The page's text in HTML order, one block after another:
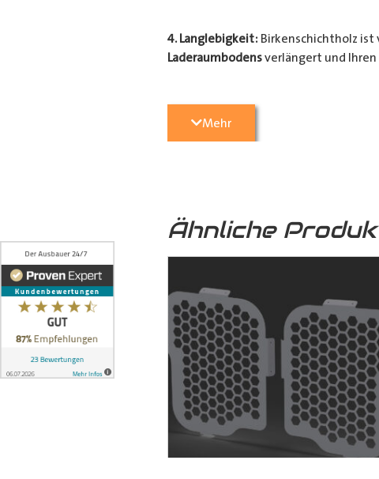
4. Langlebigkeit: Birkenschichtholz ist
Laderaumbodensverlängert und Ihren
geschützt.
Das von uns
7. Formschlüssige Verbindung:Die
ineinandergreifen und mittels
formschlüssige Verbindung, bei der
können, auch auf längere Zeit nicht.
dem Boden und der seitlichen
Mehr
Ähnliche